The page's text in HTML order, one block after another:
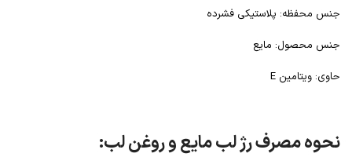
جنس محفظه: پلاستیکی فشرده
جنس محصول: مایع
حاوی: ویتامین E
نحوه مصرف رژ لب مایع و روغن لب: